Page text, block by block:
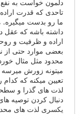
دلمون خواست به
تاحدی که قدرت
ما رو بدست میگیره.
داشته باشه که عقل
اراده و ظرفیت و
بعضی موارد حتی از
محدود مثل مثال
میتونه زورش میرسه
تعیین میکنه که
لذت های گذرا و
دنبال کردن توصیه
یکسری لذت های